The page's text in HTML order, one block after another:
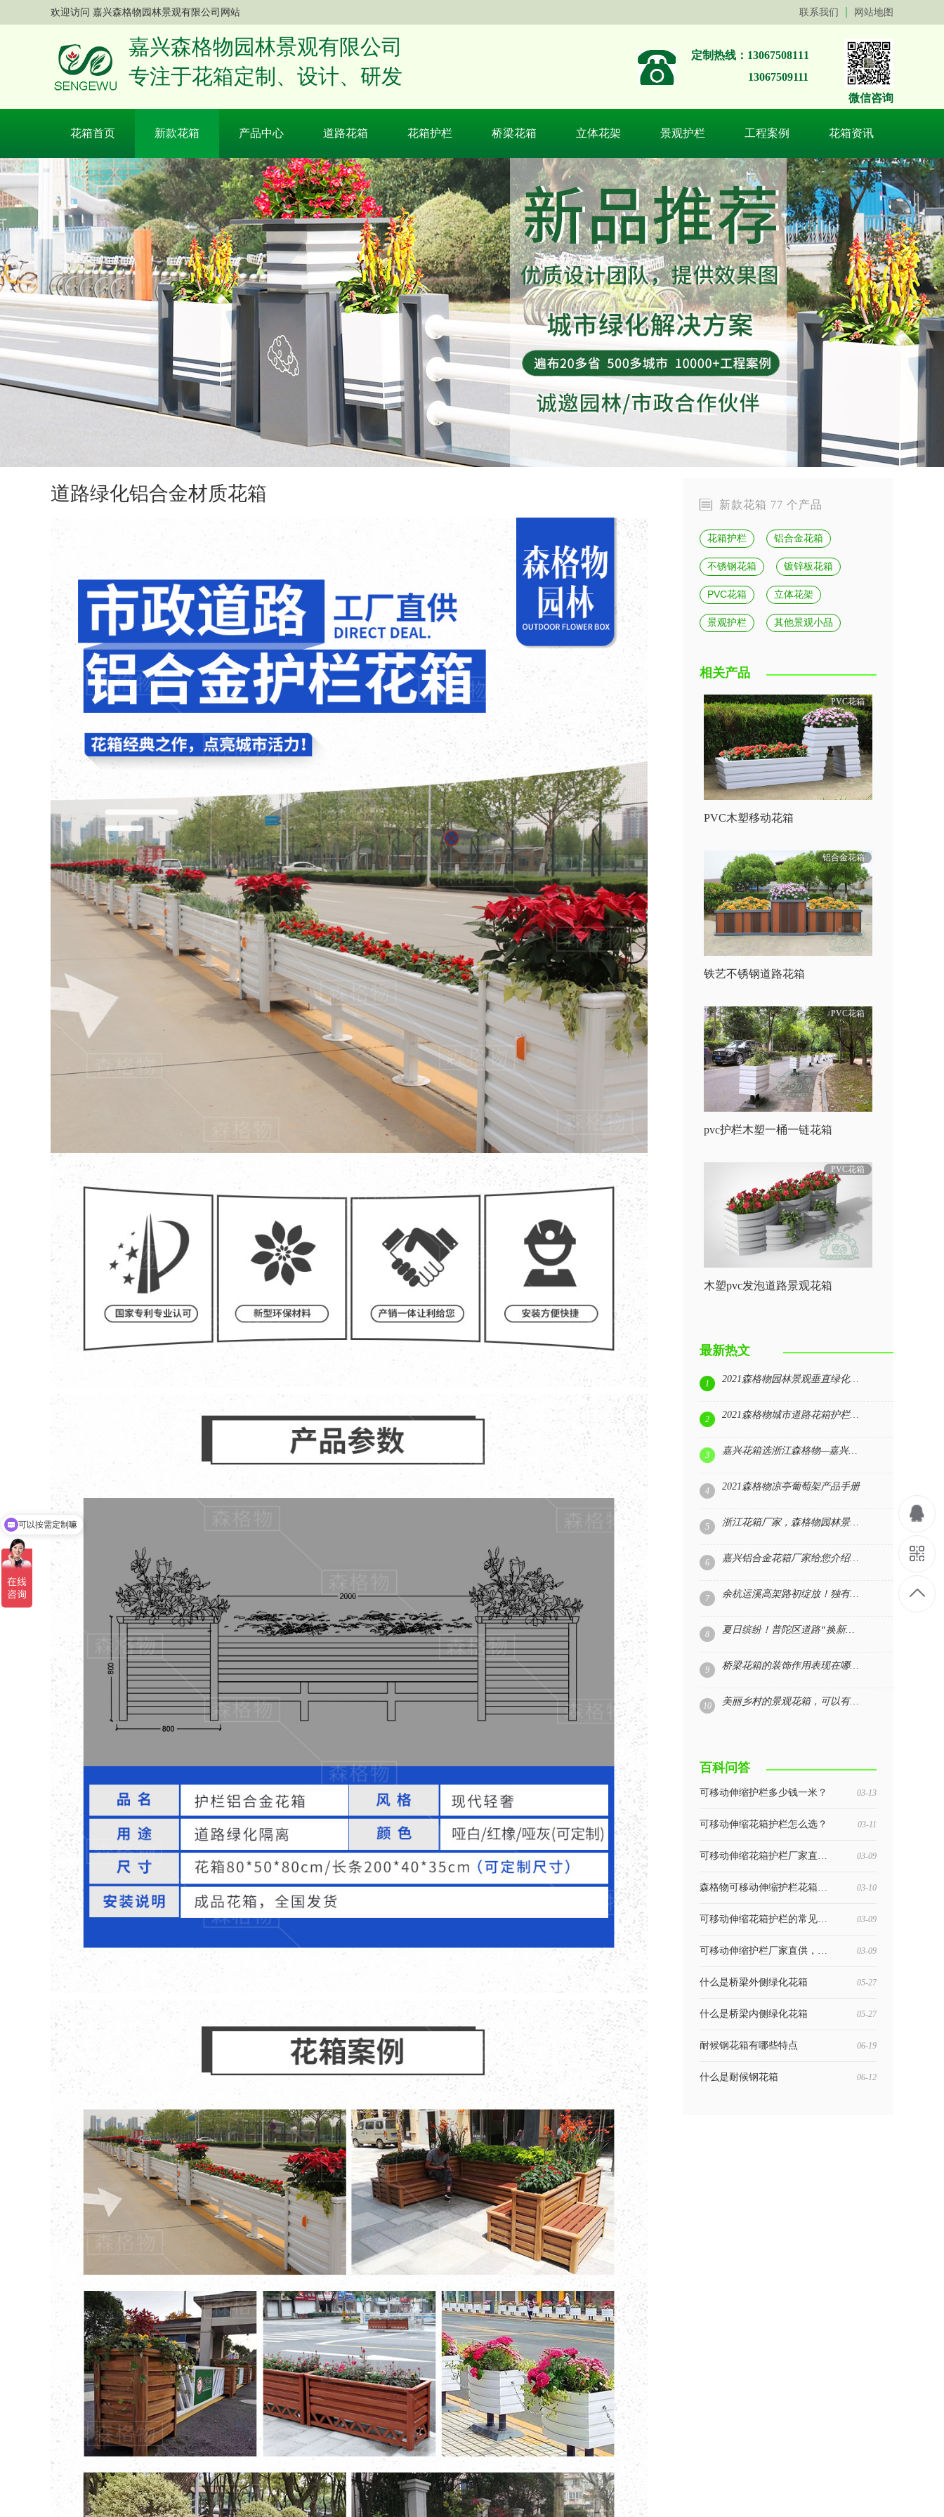
欢迎访问 嘉兴森格物园林景观有限公司网站 联系我们 网站地图
嘉兴森格物园林景观有限公司
专注于花箱定制、设计、研发
微信咨询
定制热线：13067508111
13067509111
花箱首页 新款花箱 产品中心 道路花箱 花箱护栏 桥梁花箱 立体花架 景观护栏 工程案例 花箱资讯
道路绿化铝合金材质花箱
新款花箱 77 个产品
花箱护栏 铝合金花箱
不锈钢花箱 镀锌板花箱
PVC花箱 立体花架
景观护栏 其他景观小品
相关产品
PVC花箱
PVC木塑移动花箱
铝合金花箱
铁艺不锈钢道路花箱
PVC花箱
pvc护栏木塑一桶一链花箱
PVC花箱
木塑pvc发泡道路景观花箱
最新热文
1 2021森格物园林景观垂直绿化展示
2 2021森格物城市道路花箱护栏产品手册
3 嘉兴花箱选浙江森格物—嘉兴花箱厂家|森格物园林景观
4 2021森格物凉亭葡萄架产品手册
5 浙江花箱厂家，森格物园林景观花箱源头工厂
6 嘉兴铝合金花箱厂家给您介绍下铝合花箱的优点
7 余杭运溪高架路初绽放！独有的浪漫‘高架花箱’已上线
8 夏日缤纷！普陀区道路“换新装” ，道路花箱功不可没
9 桥梁花箱的装饰作用表现在哪些方面
10 美丽乡村的景观花箱，可以有这么多的展现方式
百科问答
可移动伸缩护栏多少钱一米？ 03-13
可移动伸缩花箱护栏怎么选？ 03-11
可移动伸缩花箱护栏厂家直供适用场景：覆盖广，一站式满足需求 03-09
森格物可移动伸缩护栏花箱核心特点：灵活实用，适配多场景 03-10
可移动伸缩花箱护栏的常见规格 03-09
可移动伸缩护栏厂家直供，适用景区/市政/工地/小区 03-09
什么是桥梁外侧绿化花箱 05-27
什么是桥梁内侧绿化花箱 05-27
耐候钢花箱有哪些特点 06-19
什么是耐候钢花箱 06-12
可以介绍下你们的产品么